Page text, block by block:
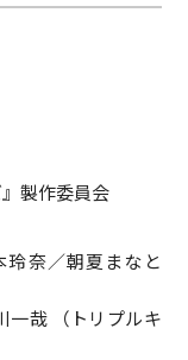
製作委員会
奈／朝夏まなと
一哉 （トリプルキ